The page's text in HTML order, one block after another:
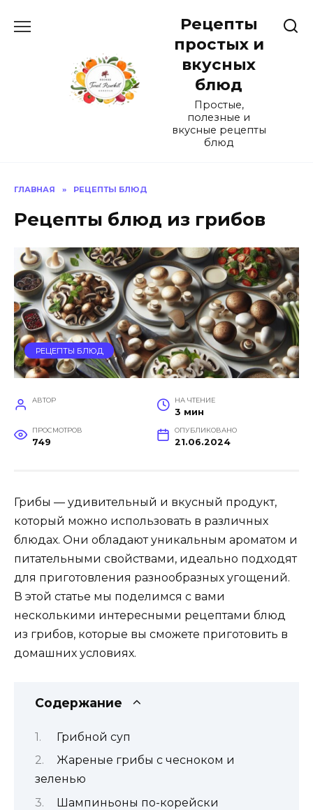
Рецепты
простых и
вкусных
блюд
Простые,
полезные и
вкусные рецепты
блюд
ГЛАВНАЯ » РЕЦЕПТЫ БЛЮД
Рецепты блюд из грибов
РЕЦЕПТЫ БЛЮД
АВТОР НА ЧТЕНИЕ
3 мин
ПРОСМОТРОВ
749
ОПУБЛИКОВАНО
21.06.2024
Грибы — удивительный и вкусный продукт,
который можно использовать в различных
блюдах. Они обладают уникальным ароматом и
питательными свойствами, идеально подходят
для приготовления разнообразных угощений.
В этой статье мы поделимся с вами
несколькими интересными рецептами блюд
из грибов, которые вы сможете приготовить в
домашних условиях.
Содержание
Грибной суп
Жареные грибы с чесноком и
зеленью
Шампиньоны по-корейски